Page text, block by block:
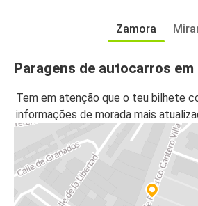
Zamora
Paragens de autocarros em
Tem em atenção que o teu bilhete
informações de morada mais